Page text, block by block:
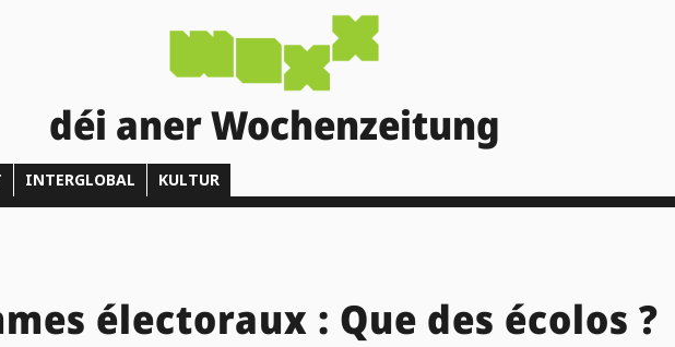
déi aner Wochenzeitung
INTERGLOBAL KULTUR
électoraux : Que des écolos ?